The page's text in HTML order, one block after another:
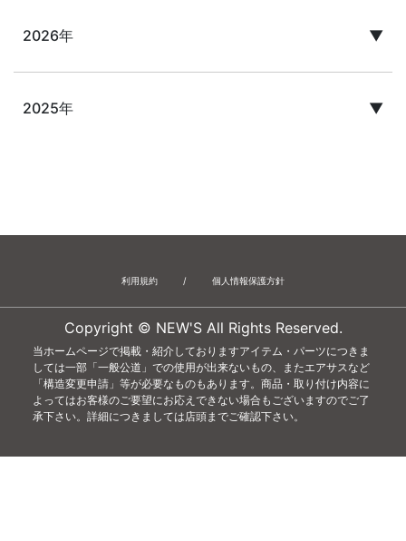
2026年
▼
2025年
▼
利用規約 / 個人情報保護方針
Copyright © NEW'S All Rights Reserved.
当ホームページで掲載・紹介しておりますアイテム・パーツにつきま
しては一部「一般公道」での使用が出来ないもの、またエアサスなど
「構造変更申請」等が必要なものもあります。商品・取り付け内容に
よってはお客様のご要望にお応えできない場合もございますのでご了
承下さい。詳細につきましては店頭までご確認下さい。